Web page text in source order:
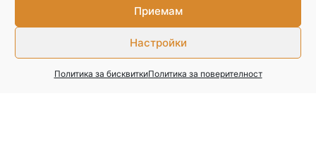
Приемам
Настройки
Политика за бисквиткиПолитика за поверителност
Свържете се с нас